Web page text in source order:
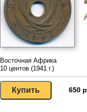
Восточная Африка
10 центов (1941 г.)
650